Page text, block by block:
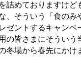
詰めておりますけど
、そういう「食のみ
ゼントするキャンペ
の皆さまにそういう
冬場から春先にかけ